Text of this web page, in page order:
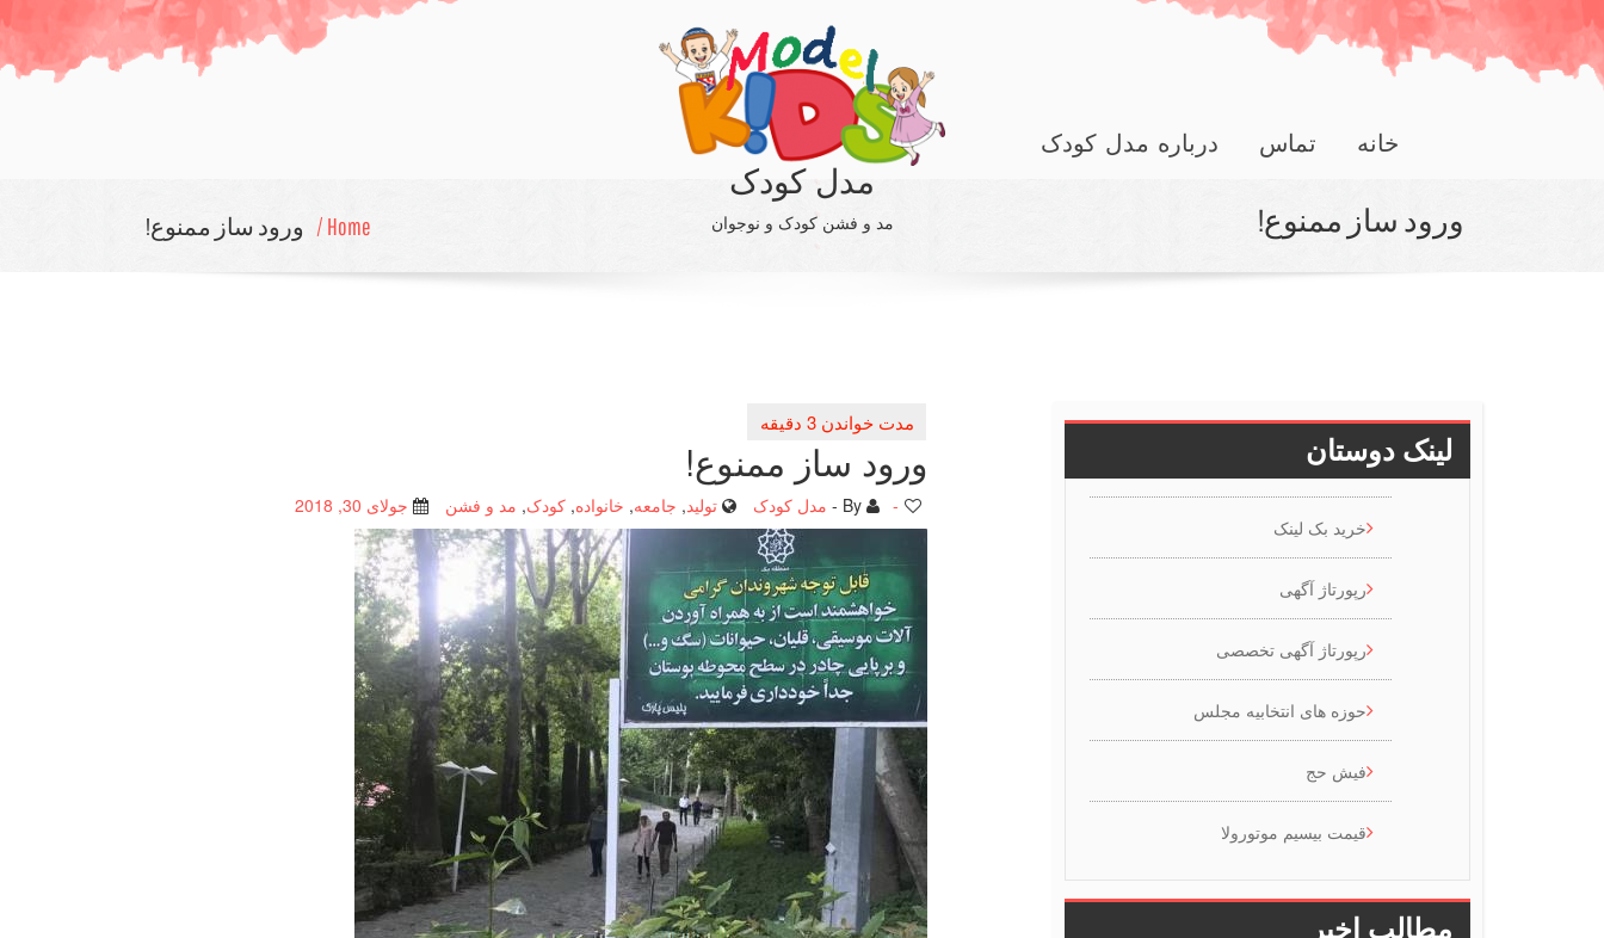
مدل کودک
مد و فشن کودک و نوجوان
خانه تماس درباره مدل کودک
Home / ورود ساز ممنوع! ورود ساز ممنوع!
ورود ساز ممنوع!
مدل کودک تولید, جامعه, خانواده, کودک, مد و فشن جولای 30, 2018 -
لینک دوستان
خرید بک لینک
رپورتاژ آگهی
رپورتاژ آگهی تخصصی
حوزه های انتخابیه مجلس
فیش حج
قیمت بیسیم موتورولا
مطالب اخیر